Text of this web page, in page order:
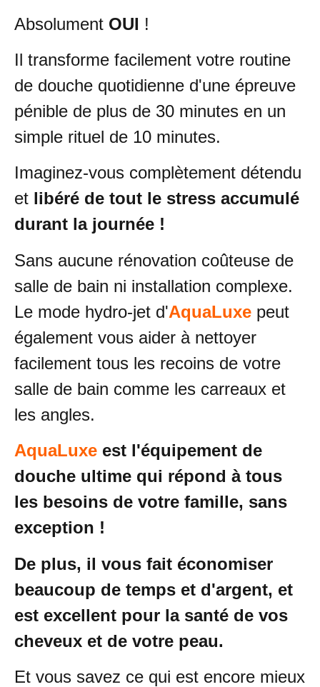
Absolument OUI !
Il transforme facilement votre routine
de douche quotidienne d'une épreuve
pénible de plus de 30 minutes en un
simple rituel de 10 minutes.
Imaginez-vous complètement détendu
et libéré de tout le stress accumulé
durant la journée !
Sans aucune rénovation coûteuse de
salle de bain ni installation complexe.
Le mode hydro-jet d'AquaLuxe peut
également vous aider à nettoyer
facilement tous les recoins de votre
salle de bain comme les carreaux et
les angles.
AquaLuxe est l'équipement de
douche ultime qui répond à tous
les besoins de votre famille, sans
exception !
De plus, il vous fait économiser
beaucoup de temps et d'argent, et
est excellent pour la santé de vos
cheveux et de votre peau.
Et vous savez ce qui est encore mieux